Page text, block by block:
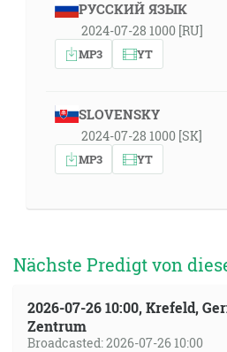
РУССКИЙ ЯЗЫК
2024-07-28 1000 [RU]
MP3 YT
SLOVENSKY
2024-07-28 1000 [SK]
MP3 YT
Nächste Predigt von
2026-07-26 10:00, Krefeld,
Zentrum
Broadcasted: 2026-07-26 10:00